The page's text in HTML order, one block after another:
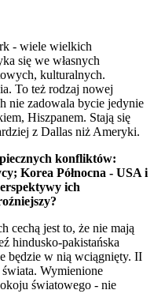
- wiele wielkich
się we własnych
kulturalnych.
To też rodzaj nowej
nie zadowala bycie jedynie
Hiszpanem. Stają się
z Dallas niż Ameryki.
konfliktów:
Korea Północna - USA i
ich
cechą jest to, że nie mają
hindusko-pakistańska
będzie w nią wciągnięty. II
Wymienione
światowego - nie